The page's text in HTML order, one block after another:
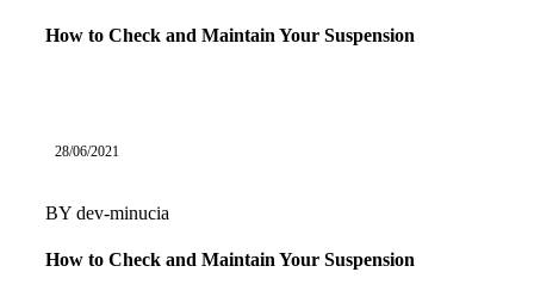
How to Check and Maintain Your Suspension
28/06/2021
BY dev-minucia
How to Check and Maintain Your Suspension